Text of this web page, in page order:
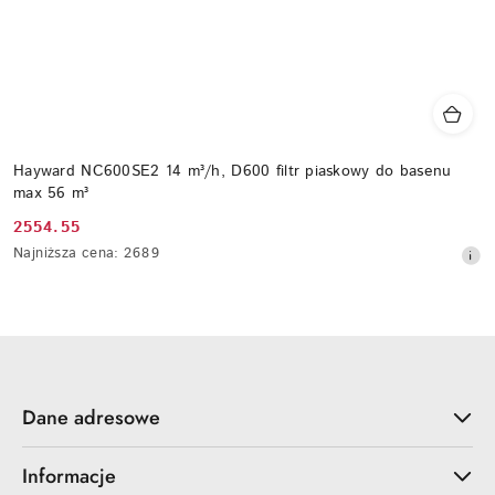
Hayward NC600SE2 14 m³/h, D600 filtr piaskowy do basenu
max 56 m³
Cena
promocyjna:
2554.55
Najniższa
Najniższa cena: 2689
Dane adresowe
Informacje